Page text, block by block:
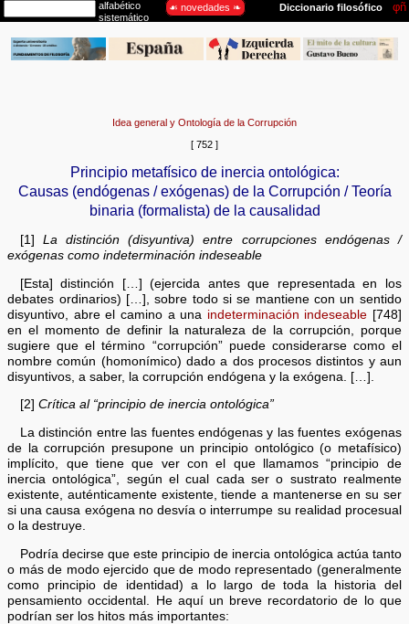
Idea general y Ontología de la Corrupción
[ 752 ]
Principio metafísico de inercia ontológica:
Causas (endógenas / exógenas) de la Corrupción / Teoría
binaria (formalista) de la causalidad
[1] La distinción (disyuntiva) entre corrupciones endógenas /
exógenas como indeterminación indeseable
[Esta] distinción […] (ejercida antes que representada en los
debates ordinarios) […], sobre todo si se mantiene con un sentido
disyuntivo, abre el camino a una indeterminación indeseable [748]
en el momento de definir la naturaleza de la corrupción, porque
sugiere que el término “corrupción” puede considerarse como el
nombre común (homonímico) dado a dos procesos distintos y aun
disyuntivos, a saber, la corrupción endógena y la exógena. […].
[2] Crítica al “principio de inercia ontológica”
La distinción entre las fuentes endógenas y las fuentes exógenas
de la corrupción presupone un principio ontológico (o metafísico)
implícito, que tiene que ver con el que llamamos “principio de
inercia ontológica”, según el cual cada ser o sustrato realmente
existente, auténticamente existente, tiende a mantenerse en su ser
si una causa exógena no desvía o interrumpe su realidad procesual
o la destruye.
Podría decirse que este principio de inercia ontológica actúa tanto
o más de modo ejercido que de modo representado (generalmente
como principio de identidad) a lo largo de toda la historia del
pensamiento occidental. He aquí un breve recordatorio de lo que
podrían ser los hitos más importantes: